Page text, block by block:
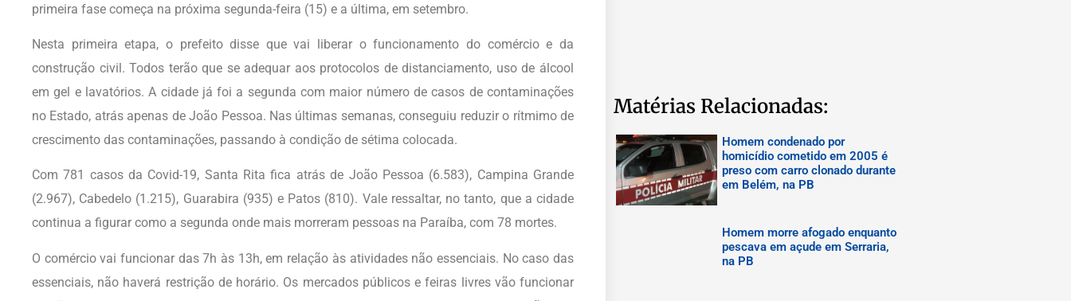
primeira fase começa na próxima segunda-feira (15) e a última, em setembro.
Nesta primeira etapa, o prefeito disse que vai liberar o funcionamento do comércio e da
construção civil. Todos terão que se adequar aos protocolos de distanciamento, uso de álcool
em gel e lavatórios. A cidade já foi a segunda com maior número de casos de contaminações
no Estado, atrás apenas de João Pessoa. Nas últimas semanas, conseguiu reduzir o rítmimo de
crescimento das contaminações, passando à condição de sétima colocada.
Com 781 casos da Covid-19, Santa Rita fica atrás de João Pessoa (6.583), Campina Grande
(2.967), Cabedelo (1.215), Guarabira (935) e Patos (810). Vale ressaltar, no tanto, que a cidade
continua a figurar como a segunda onde mais morreram pessoas na Paraíba, com 78 mortes.
O comércio vai funcionar das 7h às 13h, em relação às atividades não essenciais. No caso das
essenciais, não haverá restrição de horário. Os mercados públicos e feiras livres vão funcionar
Matérias Relacionadas:
Homem condenado por
homicídio cometido em 2005 é
preso com carro clonado durante
em Belém, na PB
Homem morre afogado enquanto
pescava em açude em Serraria,
na PB